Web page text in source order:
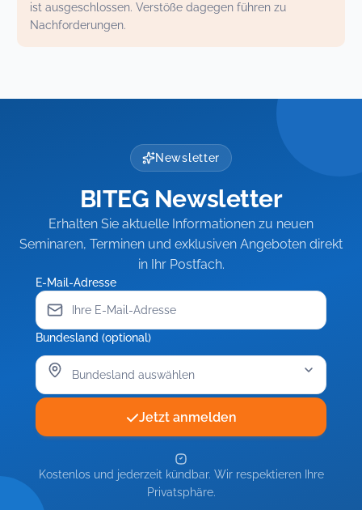
ist ausgeschlossen. Verstöße dagegen führen zu
Nachforderungen.
Newsletter
BITEG Newsletter
Erhalten Sie aktuelle Informationen zu neuen
Seminaren, Terminen und exklusiven Angeboten direkt
in Ihr Postfach.
E-Mail-Adresse
Bundesland (optional)
Jetzt anmelden
Kostenlos und jederzeit kündbar. Wir respektieren Ihre
Privatsphäre.